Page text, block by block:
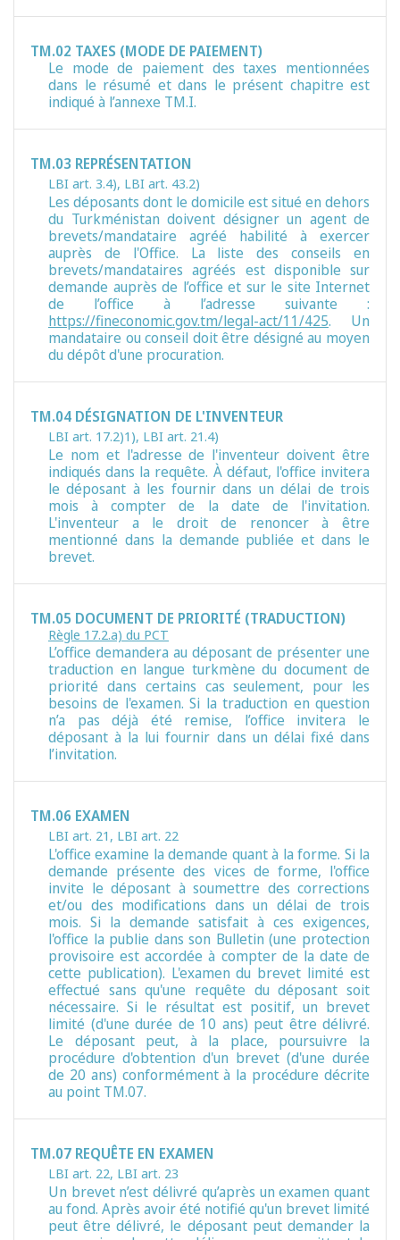
TM.02 TAXES (MODE DE PAIEMENT)
Le mode de paiement des taxes mentionnées
dans le résumé et dans le présent chapitre est
indiqué à l’annexe TM.I.
TM.03 REPRÉSENTATION
LBI art. 3.4), LBI art. 43.2)
Les déposants dont le domicile est situé en dehors
du Turkménistan doivent désigner un agent de
brevets/mandataire agréé habilité à exercer
auprès de l'Office. La liste des conseils en
brevets/mandataires agréés est disponible sur
demande auprès de l’office et sur le site Internet
de l’office à l’adresse suivante :
https://fineconomic.gov.tm/legal-act/11/425. Un
mandataire ou conseil doit être désigné au moyen
du dépôt d'une procuration.
TM.04 DÉSIGNATION DE L'INVENTEUR
LBI art. 17.2)1), LBI art. 21.4)
Le nom et l'adresse de l'inventeur doivent être
indiqués dans la requête. À défaut, l'office invitera
le déposant à les fournir dans un délai de trois
mois à compter de la date de l'invitation.
L'inventeur a le droit de renoncer à être
mentionné dans la demande publiée et dans le
brevet.
TM.05 DOCUMENT DE PRIORITÉ (TRADUCTION)
Règle 17.2.a) du PCT
L’office demandera au déposant de présenter une
traduction en langue turkmène du document de
priorité dans certains cas seulement, pour les
besoins de l'examen. Si la traduction en question
n’a pas déjà été remise, l’office invitera le
déposant à la lui fournir dans un délai fixé dans
l’invitation.
TM.06 EXAMEN
LBI art. 21 , LBI art. 22
L'office examine la demande quant à la forme. Si la
demande présente des vices de forme, l'office
invite le déposant à soumettre des corrections
et/ou des modifications dans un délai de trois
mois. Si la demande satisfait à ces exigences,
l'office la publie dans son Bulletin (une protection
provisoire est accordée à compter de la date de
cette publication). L'examen du brevet limité est
effectué sans qu'une requête du déposant soit
nécessaire. Si le résultat est positif, un brevet
limité (d'une durée de 10 ans) peut être délivré.
Le déposant peut, à la place, poursuivre la
procédure d'obtention d'un brevet (d'une durée
de 20 ans) conformément à la procédure décrite
au point TM.07.
TM.07 REQUÊTE EN EXAMEN
LBI art. 22, LBI art. 23
Un brevet n’est délivré qu’après un examen quant
au fond. Après avoir été notifié qu'un brevet limité
peut être délivré, le déposant peut demander la